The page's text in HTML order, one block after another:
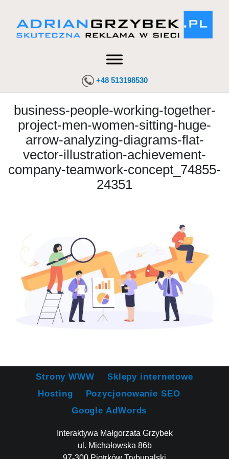
+48 513198530
business-people-working-together-
project-men-women-sitting-huge-
arrow-analyzing-diagrams-flat-
vector-illustration-achievement-
company-teamwork-concept_74855-
24351
Strony WWW
Sklepy internetowe
Hosting
Pozycjonowanie SEO
Google AdWords
Interaktywa Małgorzata Grzybek
ul. Michałowska 86b